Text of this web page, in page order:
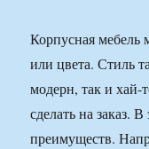
Корпусная мебель
или цвета. Стиль
модерн, так и
сделать на заказ.
преимуществ.